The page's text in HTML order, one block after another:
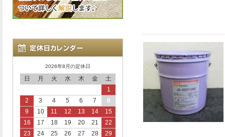
2026年8月の定休日
日 月 火 水 木 金
土
1
2
3 4 5 6 7
8
9
10 11 12 13 14
15
16
17 18 19 20 21
22
23
24 25 26 27 28
29